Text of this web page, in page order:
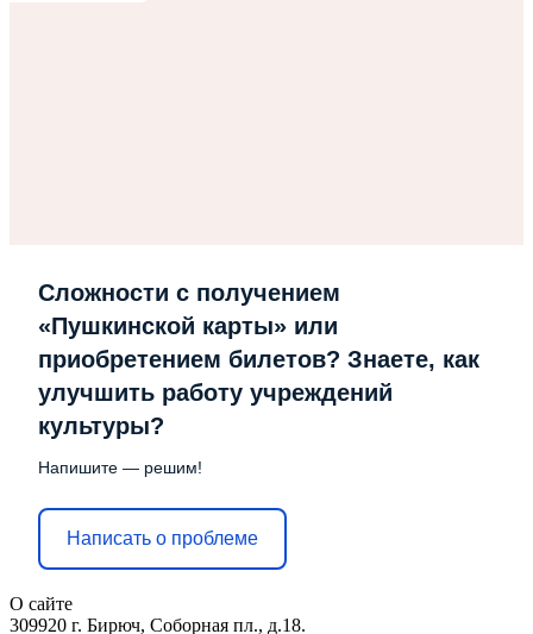
Сложности с получением
«Пушкинской карты» или
приобретением билетов? Знаете, как
улучшить работу учреждений
культуры?
Напишите — решим!
Написать о проблеме
О сайте
309920 г. Бирюч, Соборная пл., д.18.